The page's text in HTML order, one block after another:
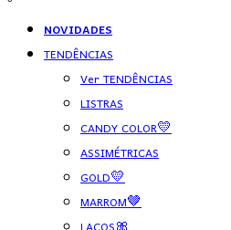
NOVIDADES
TENDÊNCIAS
Ver TENDÊNCIAS
LISTRAS
CANDY COLOR💛
ASSIMÉTRICAS
GOLD💛
MARROM🤎